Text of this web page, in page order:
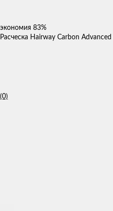
экономия 83%
Расческа Hairway Carbon
(0)